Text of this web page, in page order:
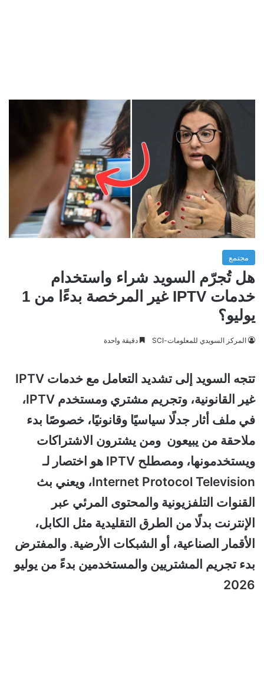
مجتمع
هل تُجرّم السويد شراء واستخدام
خدمات IPTV غير المرخصة بدءًا من 1
يوليو؟
المركز السويدي للمعلومات-SCI دقيقة واحدة
تتجه السويد إلى تشديد التعامل مع خدمات IPTV
غير القانونية، وتجريم مشتري ومستخدم IPTV،
في ملف أثار جدلًا سياسيًا وقانونيًا، خصوصًا بدء
ملاحقة من يبيعون ومن يشترون الاشتراكات
ويستخدمونها، ومصطلح IPTV هو اختصار لـ
Internet Protocol Television، ويعني بث
القنوات التلفزيونية والمحتوى المرئي عبر
الإنترنت بدلًا من الطرق التقليدية مثل الكابل،
الأقمار الصناعية، أو الشبكات الأرضية. والمفترض
بدء تجريم المشتريين والمستخدمين بدءً من يوليو
2026